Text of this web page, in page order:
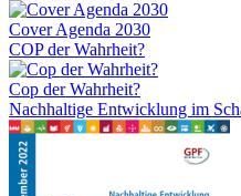
Cover Agenda 2030
COP der Wahrheit?
Cop der Wahrheit?
Nachhaltige Entwicklung im